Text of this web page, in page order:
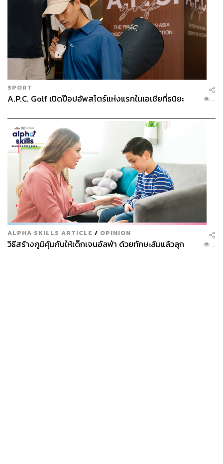
413
ABOUT THE AUTHOR
คณา คณีกุล
Chief Business Training Officer, FWD
Insurance
SPORT
A.P.C. Golf เปิดป๊อปอัพสโตร์แห่งแรกในเอเชียที่ธนิยะ ...
ALPHA SKILLS ARTICLE / OPINION
วิธีสร้างภูมิคุ้มกันให้เด็กเจนอัลฟ่า ด้วยทักษะล้มแล้วลุก ...